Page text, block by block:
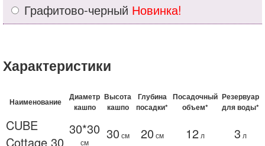
Графитово-черный Новинка!
Характеристики
Наименование
Диаметр
кашпо
Высота
кашпо
Глубина
посадки*
Посадочный
объем*
Резервуар
для воды*
CUBE
Cottage 30
30*30
см
30 см 20 см 12 л 3 л